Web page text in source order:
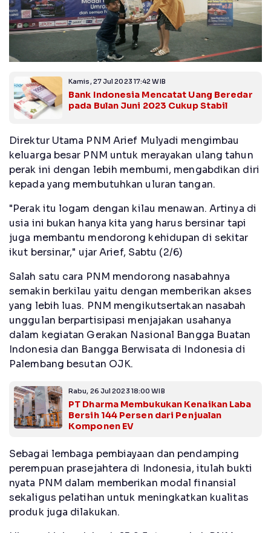
Kamis, 27 Jul 2023 17:42 WIB
Bank Indonesia Mencatat Uang Beredar
pada Bulan Juni 2023 Cukup Stabil
Direktur Utama PNM Arief Mulyadi mengimbau
keluarga besar PNM untuk merayakan ulang tahun
perak ini dengan lebih membumi, mengabdikan diri
kepada yang membutuhkan uluran tangan.
"Perak itu logam dengan kilau menawan. Artinya di
usia ini bukan hanya kita yang harus bersinar tapi
juga membantu mendorong kehidupan di sekitar
ikut bersinar," ujar Arief, Sabtu (2/6)
Salah satu cara PNM mendorong nasabahnya
semakin berkilau yaitu dengan memberikan akses
yang lebih luas. PNM mengikutsertakan nasabah
unggulan berpartisipasi menjajakan usahanya
dalam kegiatan Gerakan Nasional Bangga Buatan
Indonesia dan Bangga Berwisata di Indonesia di
Palembang besutan OJK.
Rabu, 26 Jul 2023 18:00 WIB
PT Dharma Membukukan Kenaikan Laba
Bersih 144 Persen dari Penjualan
Komponen EV
Sebagai lembaga pembiayaan dan pendamping
perempuan prasejahtera di Indonesia, itulah bukti
nyata PNM dalam memberikan modal finansial
sekaligus pelatihan untuk meningkatkan kualitas
produk juga dilakukan.